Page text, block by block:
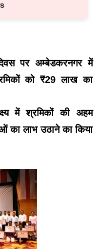
पर अम्बेडकरनगर में
को ₹29 लाख का
में श्रमिकों की अहम
का लाभ उठाने का किया